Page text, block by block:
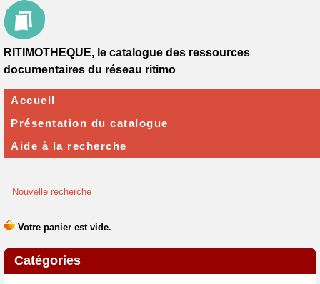
Nouvelle recherche
Catégories
RITIMOTHEQUE, le catalogue des ressources
documentaires du réseau ritimo
Accueil
Présentation du catalogue
Aide à la recherche